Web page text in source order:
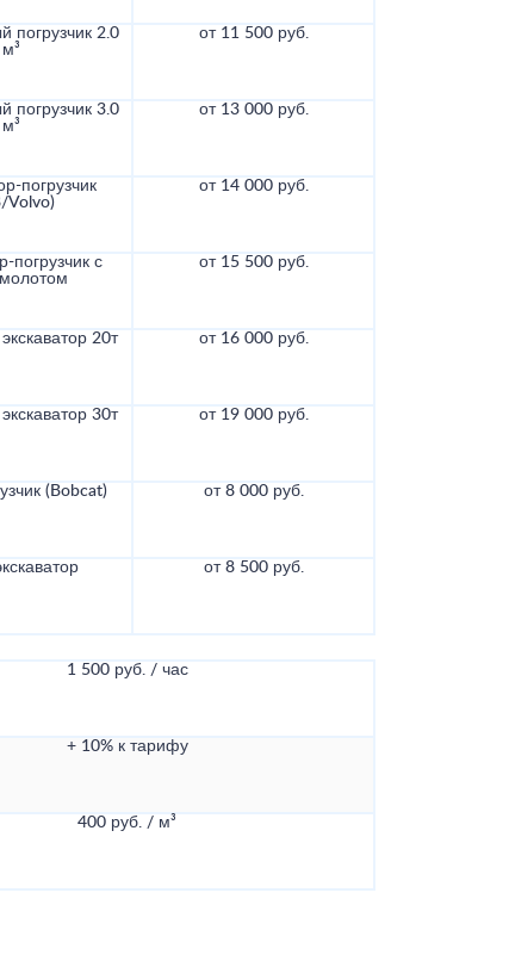
погрузчик 2.0
м³
от 11 500 руб.
погрузчик 3.0
м³
от 13 000 руб.
погрузчик
Volvo)
от 14 000 руб.
погрузчик с
от 15 500 руб.
20т от 16 000 руб.
30т от 19 000 руб.
(Bobcat) от 8 000 руб.
от 8 500 руб.
1 500 руб. / час
+ 10% к тарифу
400 руб. / м³